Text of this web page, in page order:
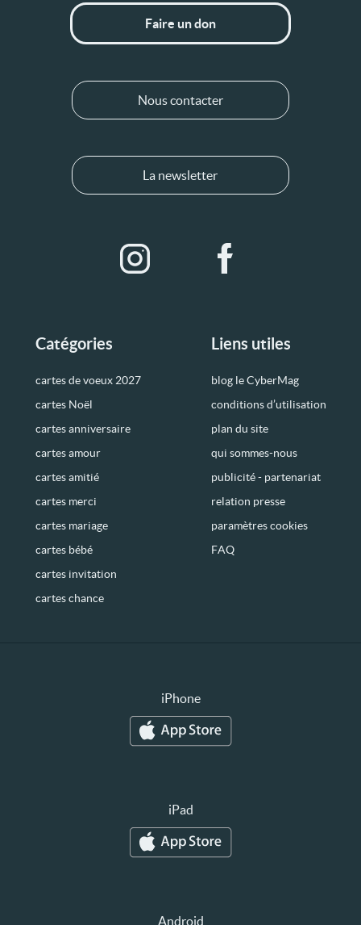
Catégories
cartes de voeux 2027
cartes Noël
cartes anniversaire
cartes amour
cartes amitié
cartes merci
cartes mariage
cartes bébé
cartes invitation
cartes chance
Liens utiles
blog le CyberMag
conditions d’utilisation
plan du site
qui sommes-nous
publicité - partenariat
relation presse
paramètres cookies
FAQ
Faire un don
Nous contacter
La newsletter
iPhone
iPad
Android